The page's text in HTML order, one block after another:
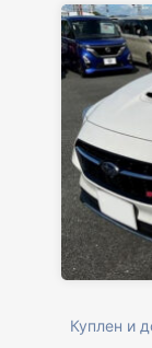
Куплен и